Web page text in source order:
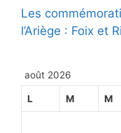
Les
l’Ariège : Foix et
août 2026
L M M